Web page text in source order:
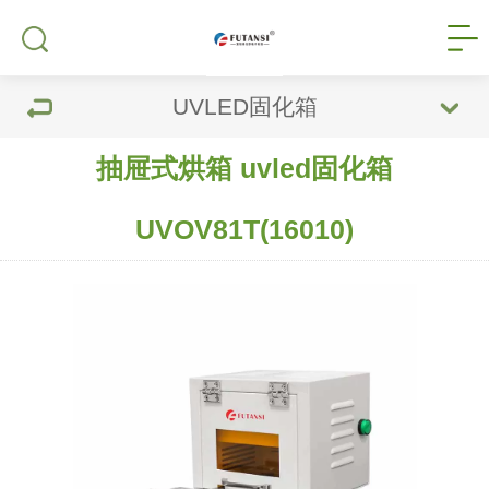
UVLED固化箱
抽屉式烘箱 uvled固化箱
UVOV81T(16010)